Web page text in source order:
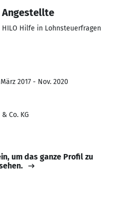
Angestellte
Hilfe in Lohnsteuerfragen
2017 - Nov. 2020
Co. KG
um das ganze Profil zu